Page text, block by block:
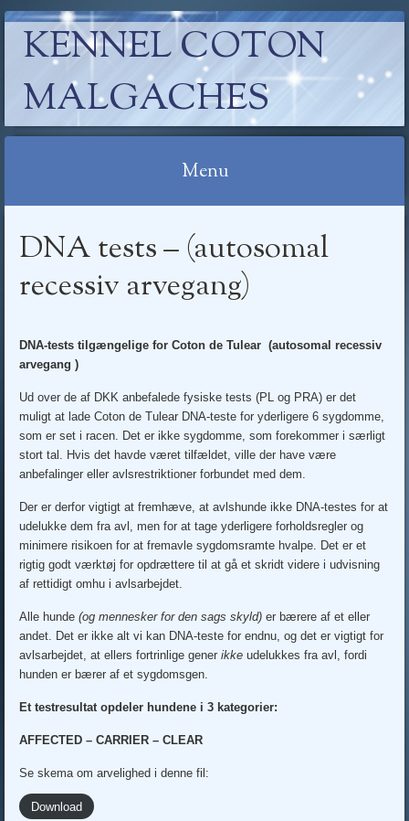
KENNEL COTON
MALGACHES
Menu
DNA tests – (autosomal
recessiv arvegang)
DNA-tests tilgængelige for Coton de Tulear (autosomal recessiv
arvegang )
Ud over de af DKK anbefalede fysiske tests (PL og PRA) er det
muligt at lade Coton de Tulear DNA-teste for yderligere 6 sygdomme,
som er set i racen. Det er ikke sygdomme, som forekommer i særligt
stort tal. Hvis det havde været tilfældet, ville der have være
anbefalinger eller avlsrestriktioner forbundet med dem.
Der er derfor vigtigt at fremhæve, at avlshunde ikke DNA-testes for at
udelukke dem fra avl, men for at tage yderligere forholdsregler og
minimere risikoen for at fremavle sygdomsramte hvalpe. Det er et
rigtig godt værktøj for opdrættere til at gå et skridt videre i udvisning
af rettidigt omhu i avlsarbejdet.
Alle hunde(og mennesker for den sags skyld) er bærere af et eller
andet. Det er ikke alt vi kan DNA-teste for endnu, og det er vigtigt for
avlsarbejdet, at ellers fortrinlige generikke udelukkes fra avl, fordi
hunden er bærer af et sygdomsgen.
Et testresultat opdeler hundene i 3 kategorier:
AFFECTED – CARRIER – CLEAR
Se skema om arvelighed i denne fil:
Download